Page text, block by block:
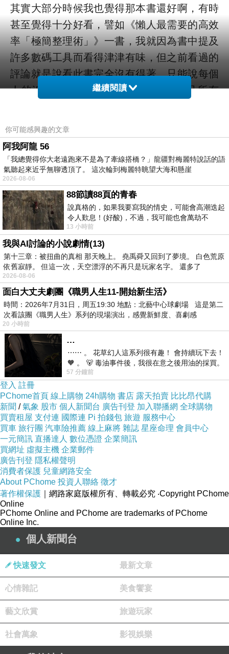
其實大部分時候我也覺得那本書還好啊，有時
甚至覺得十分好看，譬如《懶人最需要的高效
率「極簡整理術」》一書，我就因為書中提及
許多數碼工具而看得津津有味，但之前看過的
評論就是說看此書完全沒有得著。只能說每個
人的追求也不同，一本書自然無法滿足所有
買書的話我會謹慎一點，畢竟是要花錢啊，所
以買之前都會先看過評論，亦有時是看到別人
推介，覺得對口味便立即買下來。有時開書後
發現此書不如預期，甚至覺得很厭煩，這樣囉
囉唆唆或是不知所云的書，為什麼會有人喜歡
呢？看完全書後，又看到有人推介此書。
然後我不禁懷疑自己，是我看不懂嗎？為什麼
我覺得一點也不好看的書，別人會大力推介
呢？而且評論也普遍正面啊。
當然有時看評論時會看到同一本書有人盛讚有
人勁踩，要相信哪一個評論只能靠自己判斷，
因為閱讀真的是很個人的事，說得白一點，別
人的閱讀感受都與你無關，是否喜歡一本書純
粹是你的感受，根本沒有基準可尋。
我的選書標準呢，喜歡的作者毫不猶豫入手，
別人推介的書會看看簡介判斷內容是否適合自
己，在書海中會吸引我點進去看的（好啦，我
必須承認我幾乎只看電子書，買的／借的都是
電子書，所以都是點進去而不是在書店翻翻
看），通常是書名吸引到我，看過簡介覺得有
趣便會看看評論，評論普遍好的便會入手，評
論一般的我會試讀一下，試讀我通常只看一兩
段，如果頭兩段能讓我覺得文字不錯會買下來
（如果是從圖書館借書，我幾乎不會試讀直接
便借），如果頭兩段未能吸引到我的便會放
棄。
結果啊，書越買越多，因為電子書沒有庫存問
題，完全是無痛入手，但書買太多，很多時買
繼續閱讀
你可能感興趣的文章
阿我阿龍 56
「我總覺得你大老遠跑來不是為了牽線搭橋？」龍疆對梅麗特說話的語
氣聽起來近乎無聊透頂了。 這次輪到梅麗特眺望大海和懸崖
2026-08-06
88節讀88頁的青春
說真格的，如果我要寫我的情史，可能會高潮迭起
令人歎息！(好酸)，不過，我可能也會萬劫不
復...，每天跪鍵盤還是被判了花心的罪
13 小時前
我與AI討論的小說劇情(13)
第十三章：被扭曲的真相 那天晚上。 堯禹舜又回到了夢境。 白色荒原
依舊寂靜。 但這一次，天空漂浮的不再只是玩家名字。 還多了
2026-08-06
面白大丈夫劇團《職男人生11-開始新生活》
時間：2026年7月31日，周五19:30 地點：北藝中心球劇場 這是第二
次看該團《職男人生》系列的現場演出，感覺新鮮度、喜劇感
20 小時前
…
⋯⋯ 。 花草幻人這系列很有趣！ 會持續玩下去！
🧡 。 🐻 毒油事件後，我很在意之後用油的採買。
前天購買了我之前就很愛
57 分鐘前
登入 註冊
PChome首頁 線上購物 24h購物 書店 露天拍賣 比比昂代購
新聞 /氣象 股市 個人新聞台 廣告刊登 加入聯播網 全球購物
買賣租屋 支付連 國際連 Pi 拍錢包 旅遊 服務中心
買車 旅行團 汽車險推薦 線上麻將 雜誌 星座命理 會員中心
一元簡訊 直播達人 數位憑證 企業簡訊
買網址 虛擬主機 企業郵件
廣告刊登 隱私權聲明
消費者保護 兒童網路安全
About PChome 投資人聯絡 徵才
著作權保護 ｜網路家庭版權所有、轉載必究 ‧Copyright PChome
Online
PChome Online and PChome are trademarks of PChome
Online Inc.
個人新聞台
快速發文 最新文章
心情雜記 美食饗宴
藝文欣賞 旅遊玩家
社會萬象 影視娛樂